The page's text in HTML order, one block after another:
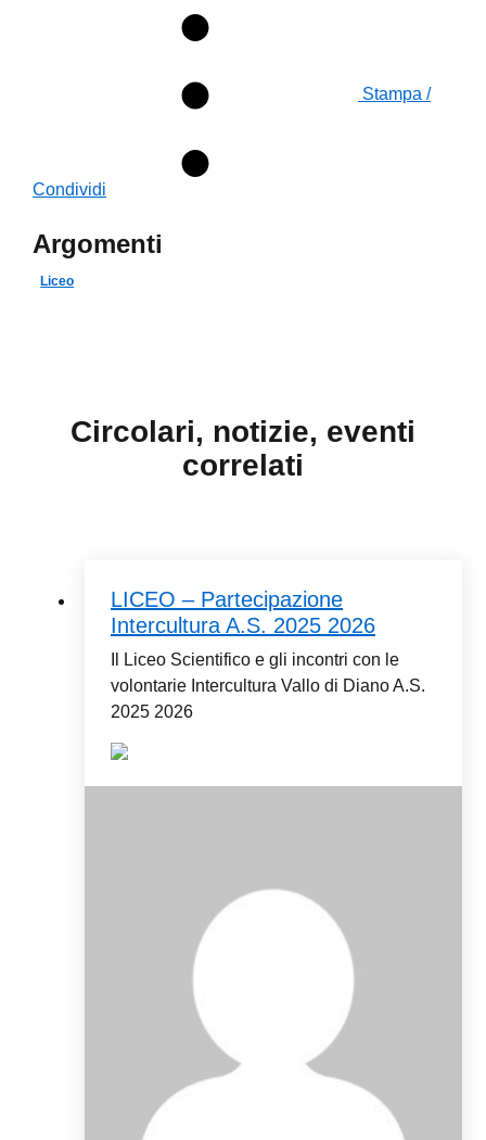
Stampa /
Condividi
Argomenti
Liceo
Circolari, notizie, eventi
correlati
LICEO – Partecipazione
Intercultura A.S. 2025 2026
Il Liceo Scientifico e gli incontri con le
volontarie Intercultura Vallo di Diano A.S.
2025 2026